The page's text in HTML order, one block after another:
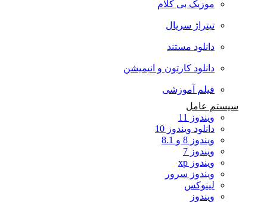
موزیک بی کلام
تیتراژ سریال
دانلود مستند
دانلود کارتون و انیمیشن
فیلم آموزشی
سیستم عامل
ویندوز 11
دانلود ویندوز 10
ویندوز 8 و 8.1
ویندوز 7
ویندوز xp
ویندوز سرور
لینوکس
ویندوز